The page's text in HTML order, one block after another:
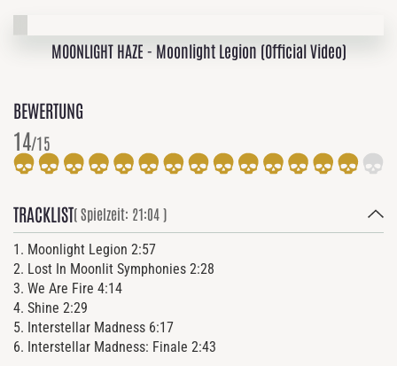
MOONLIGHT HAZE - Moonlight Legion (Official Video)
BEWERTUNG
14/15
TRACKLIST( Spielzeit: 21:04 )
1. Moonlight Legion 2:57
2. Lost In Moonlit Symphonies 2:28
3. We Are Fire 4:14
4. Shine 2:29
5. Interstellar Madness 6:17
6. Interstellar Madness: Finale 2:43